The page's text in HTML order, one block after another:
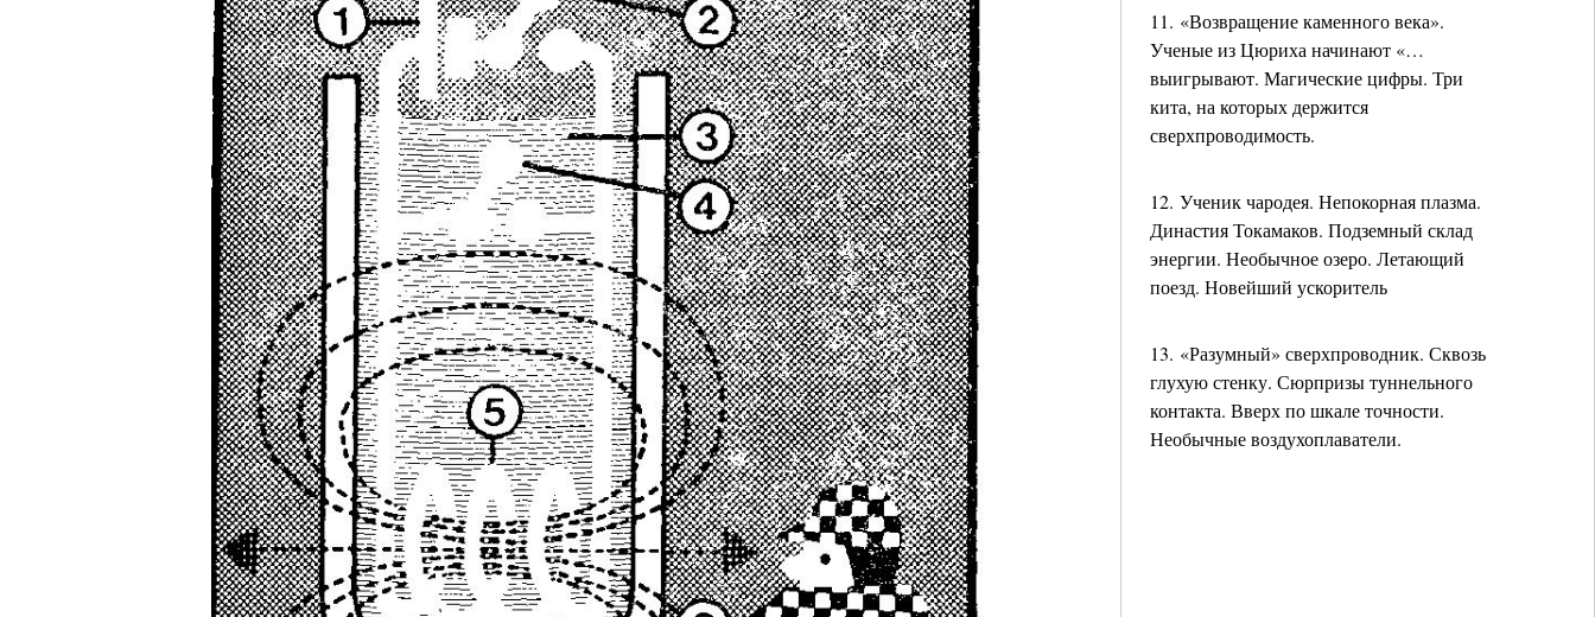
11. «Возвращение каменного века».
Ученые из Цюриха начинают «…
выигрывают. Магические цифры. Три
кита, на которых держится
сверхпроводимость.
12. Ученик чародея. Непокорная плазма.
Династия Токамаков. Подземный склад
энергии. Необычное озеро. Летающий
поезд. Новейший ускоритель
13. «Разумный» сверхпроводник. Сквозь
глухую стенку. Сюрпризы туннельного
контакта. Вверх по шкале точности.
Необычные воздухоплаватели.